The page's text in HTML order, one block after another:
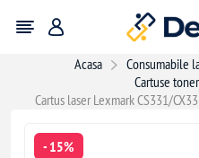
Acasa Consumabile
Cartuse
Cartus laser Lexmark CS331/
- 15%